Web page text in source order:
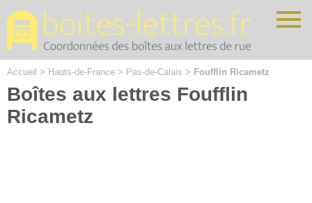
Accueil > Hauts-de-France > Pas-de-Calais > Foufflin Ricametz
Boîtes aux lettres Foufflin
Ricametz